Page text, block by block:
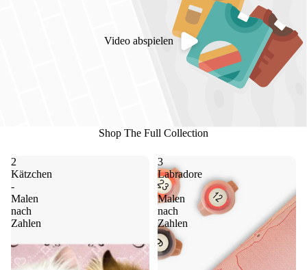
Video abspielen
Shop The Full Collection
2
Kätzchen
-
Malen
nach
Zahlen
3
Labradore
-
Malen
nach
Zahlen